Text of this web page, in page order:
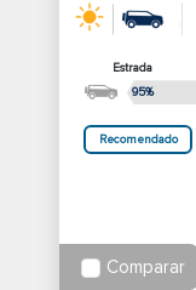
Estrada
95%
Recomendado
Comparar